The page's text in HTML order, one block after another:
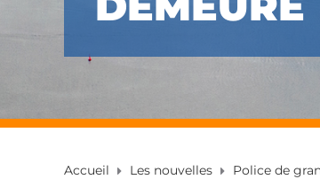
Accueil Les nouvelles Police de